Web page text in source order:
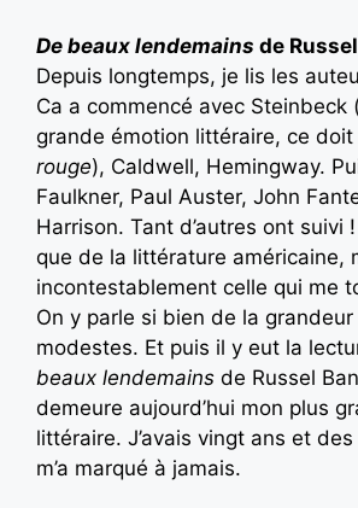
De beaux lendemains de
Depuis longtemps, je lis les
Ca a commencé avec Steinbeck
grande émotion littéraire, ce doit
rouge), Caldwell, Hemingway.
Faulkner, Paul Auster, John
Harrison. Tant d’autres ont suivi
que de la littérature américaine,
incontestablement celle qui me
On y parle si bien de la
modestes. Et puis il y eut la
beaux lendemains de Russel
demeure aujourd’hui mon plus
littéraire. J’avais vingt ans et
m’a marqué à jamais.